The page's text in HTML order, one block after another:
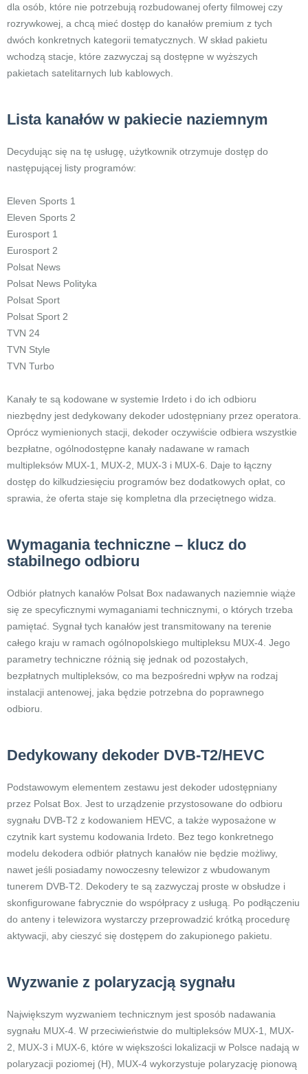
dla osób, które nie potrzebują rozbudowanej oferty filmowej czy
rozrywkowej, a chcą mieć dostęp do kanałów premium z tych
dwóch konkretnych kategorii tematycznych. W skład pakietu
wchodzą stacje, które zazwyczaj są dostępne w wyższych
pakietach satelitarnych lub kablowych.
Lista kanałów w pakiecie naziemnym
Decydując się na tę usługę, użytkownik otrzymuje dostęp do
następującej listy programów:
Eleven Sports 1
Eleven Sports 2
Eurosport 1
Eurosport 2
Polsat News
Polsat News Polityka
Polsat Sport
Polsat Sport 2
TVN 24
TVN Style
TVN Turbo
Kanały te są kodowane w systemie Irdeto i do ich odbioru
niezbędny jest dedykowany dekoder udostępniany przez operatora.
Oprócz wymienionych stacji, dekoder oczywiście odbiera wszystkie
bezpłatne, ogólnodostępne kanały nadawane w ramach
multipleksów MUX-1, MUX-2, MUX-3 i MUX-6. Daje to łączny
dostęp do kilkudziesięciu programów bez dodatkowych opłat, co
sprawia, że oferta staje się kompletna dla przeciętnego widza.
Wymagania techniczne – klucz do
stabilnego odbioru
Odbiór płatnych kanałów Polsat Box nadawanych naziemnie wiąże
się ze specyficznymi wymaganiami technicznymi, o których trzeba
pamiętać. Sygnał tych kanałów jest transmitowany na terenie
całego kraju w ramach ogólnopolskiego multipleksu MUX-4. Jego
parametry techniczne różnią się jednak od pozostałych,
bezpłatnych multipleksów, co ma bezpośredni wpływ na rodzaj
instalacji antenowej, jaka będzie potrzebna do poprawnego
odbioru.
Dedykowany dekoder DVB-T2/HEVC
Podstawowym elementem zestawu jest dekoder udostępniany
przez Polsat Box. Jest to urządzenie przystosowane do odbioru
sygnału DVB-T2 z kodowaniem HEVC, a także wyposażone w
czytnik kart systemu kodowania Irdeto. Bez tego konkretnego
modelu dekodera odbiór płatnych kanałów nie będzie możliwy,
nawet jeśli posiadamy nowoczesny telewizor z wbudowanym
tunerem DVB-T2. Dekodery te są zazwyczaj proste w obsłudze i
skonfigurowane fabrycznie do współpracy z usługą. Po podłączeniu
do anteny i telewizora wystarczy przeprowadzić krótką procedurę
aktywacji, aby cieszyć się dostępem do zakupionego pakietu.
Wyzwanie z polaryzacją sygnału
Największym wyzwaniem technicznym jest sposób nadawania
sygnału MUX-4. W przeciwieństwie do multipleksów MUX-1, MUX-
2, MUX-3 i MUX-6, które w większości lokalizacji w Polsce nadają w
polaryzacji poziomej (H), MUX-4 wykorzystuje polaryzację pionową